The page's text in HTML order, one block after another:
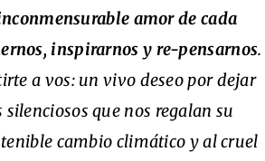
amor de cada
inspirarnos y re-pensarnos.
a vos: un vivo deseo por dejar
que nos regalan su
cambio climático y al cruel